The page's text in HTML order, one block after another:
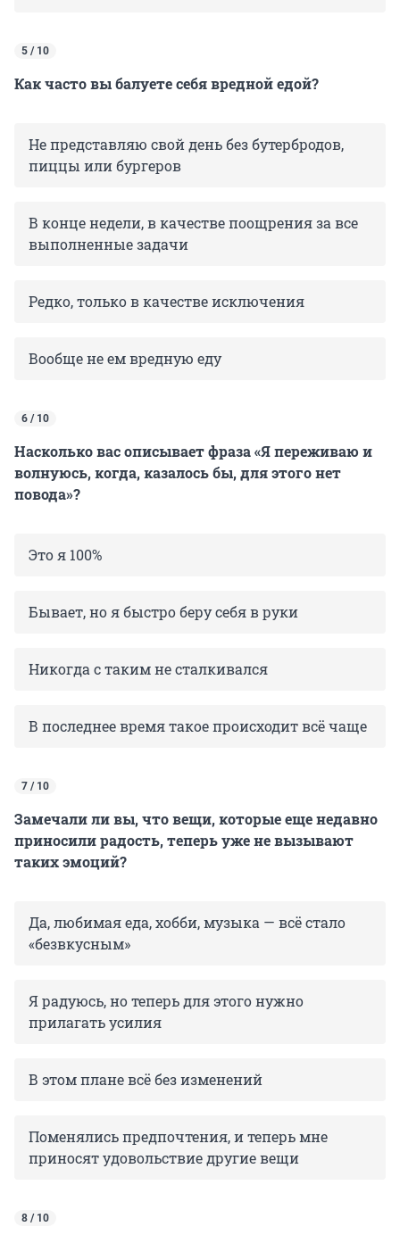
5 / 10
Как часто вы балуете себя вредной едой?
Не представляю свой день без бутербродов,
пиццы или бургеров
В конце недели, в качестве поощрения за все
выполненные задачи
Редко, только в качестве исключения
Вообще не ем вредную еду
6 / 10
Насколько вас описывает фраза «Я переживаю и
волнуюсь, когда, казалось бы, для этого нет
повода»?
Это я 100%
Бывает, но я быстро беру себя в руки
Никогда с таким не сталкивался
В последнее время такое происходит всё чаще
7 / 10
Замечали ли вы, что вещи, которые еще недавно
приносили радость, теперь уже не вызывают
таких эмоций?
Да, любимая еда, хобби, музыка — всё стало
«безвкусным»
Я радуюсь, но теперь для этого нужно
прилагать усилия
В этом плане всё без изменений
Поменялись предпочтения, и теперь мне
приносят удовольствие другие вещи
8 / 10